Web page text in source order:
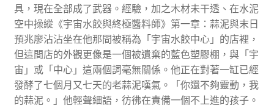
具，現在全部成了武器。經驗，加之木材未干透、在水泥
空中操縱《宇宙水餃與終極醬料師》第一章：蒜泥與末日
預兆廖沾沾坐在他那間被稱為「宇宙水餃中心」的店裡，
但這間店的外觀更像是一個被遺棄的藍色塑膠棚，與「宇
宙」或「中心」這兩個詞毫無關係。他正在對著一缸已經
發酵了七個月又七天的老蒜泥嘆氣。「你還不夠靈動，我
的蒜泥。」他輕聲細語，彷彿在責備一個不上進的孩子。